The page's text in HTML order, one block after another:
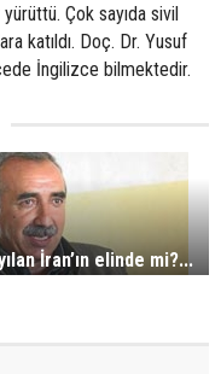
Çok sayıda sivil
katıldı. Doç. Dr. Yusuf
İngilizce bilmektedir.
İran’ın elinde mi?...